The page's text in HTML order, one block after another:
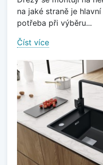
na jaké straně je
potřeba při výběru...
Číst více